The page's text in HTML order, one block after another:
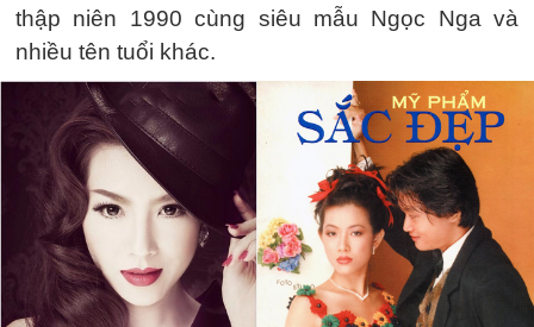
thập niên 1990 cùng siêu mẫu Ngọc Nga và
nhiều tên tuổi khác.